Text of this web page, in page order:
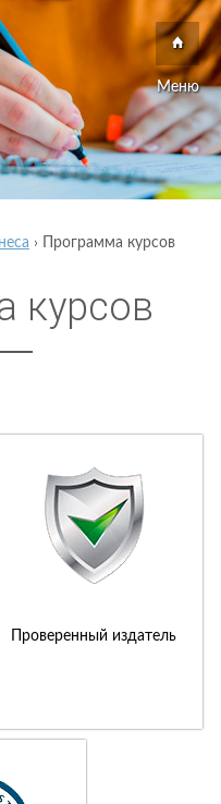
Меню
› Программа курсов
курсов
Проверенный издатель